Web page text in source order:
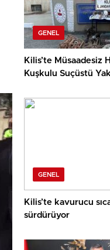
GENEL
Kilis’te Müsaadesiz
Kuşkulu Suçüstü
GENEL
Kilis’te kavurucu
sürdürüyor